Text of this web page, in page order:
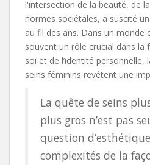
l'intersection de la beauté, de
normes sociétales, a suscité
au fil des ans. Dans un monde
souvent un rôle crucial dans la
soi et de l’identité
seins féminins revêtent une
La quête de seins
plus gros n’est pas
question
complexités de la